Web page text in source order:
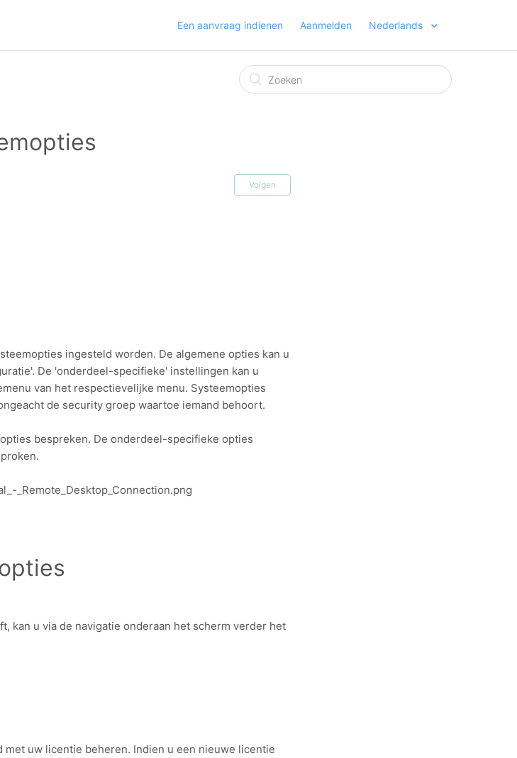
Een aanvraag indienen Aanmelden Nederlands
Volgen
ingesteld worden. De algemene opties kan u
De 'onderdeel-specifieke' instellingen kan u
van het respectievelijke menu. Systeemopties
de security groep waartoe iemand behoort.
bespreken. De onderdeel-specifieke opties
kan u via de navigatie onderaan het scherm verder het
met uw licentie beheren. Indien u een nieuwe licentie